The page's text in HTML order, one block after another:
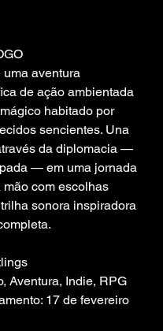
aventura
de ação ambientada
habitado por
sencientes. Una
da diplomacia —
— em uma jornada
com escolhas
sonora inspiradora
Aventura, Indie, RPG
17 de fevereiro